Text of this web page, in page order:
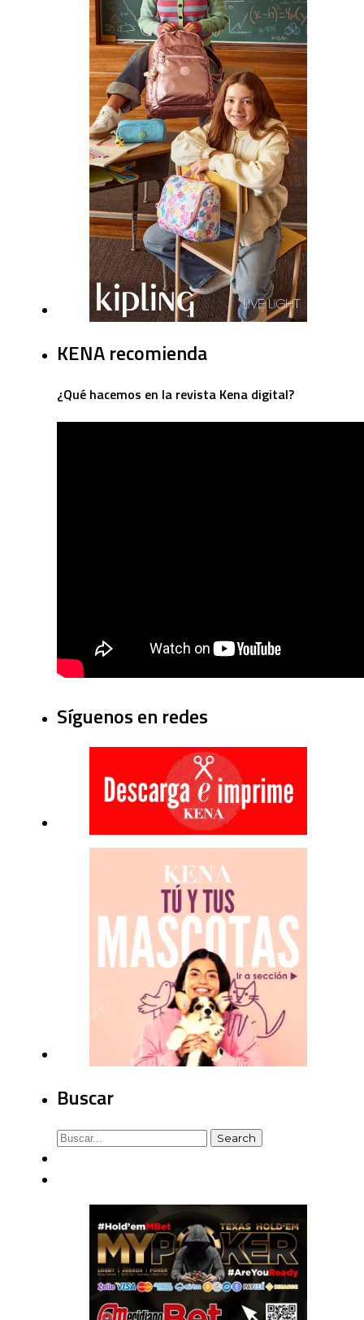
KENA recomienda
¿Qué hacemos en la revista Kena digital?
Síguenos en redes
Buscar